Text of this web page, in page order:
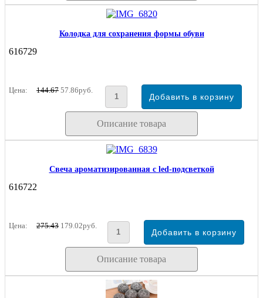
Колодка для сохранения формы обуви
616729
Цена: 144.67 57.86руб.
Описание товара
Свеча ароматизированная с led-подсветкой
616722
Цена: 275.43 179.02руб.
Описание товара